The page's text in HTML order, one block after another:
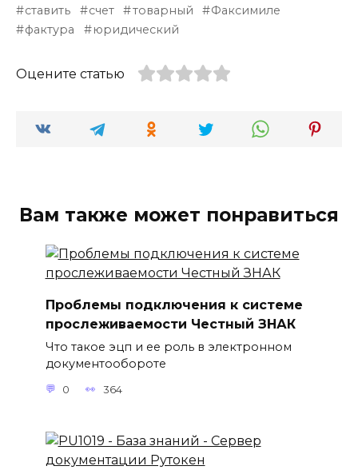
ставить
счет товарный
Факсимиле
фактура
юридический
Оцените статью
Вам также может понравиться
Проблемы подключения к системе
прослеживаемости Честный ЗНАК
Что такое эцп и ее роль в электронном
документообороте
0 364